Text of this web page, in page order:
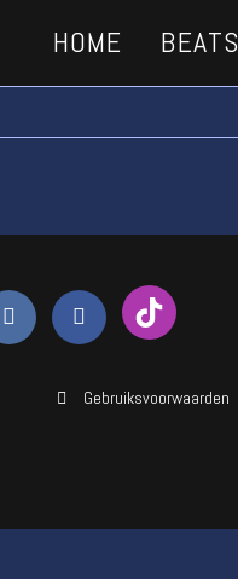
HOME BEATS
Gebruiksvoorwaarden